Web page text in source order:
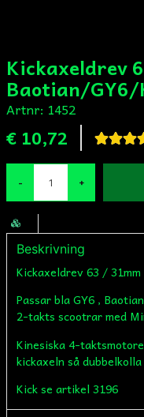
Kickaxeldrev
Baotian/GY6/
Artnr: 1452
€ 10,72
- +
Beskrivning
Kickaxeldrev 63 / 31mm
Passar bla GY6 ,
2-takts scootrar med
Kinesiska 4-
kickaxeln så
Kick se artikel 3196